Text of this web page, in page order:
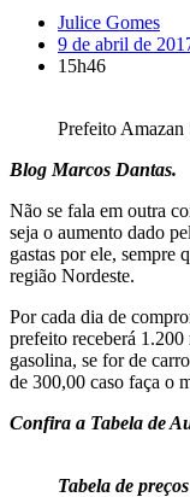
Julice Gomes
9 de abril de
15h46
Prefeito Amazan
Blog Marcos Dantas.
Não se fala em outra
seja o aumento dado
gastas por ele, sempre
região Nordeste.
Por cada dia de
prefeito receberá 1.200
gasolina, se for de
de 300,00 caso faça o
Confira a Tabela de
Tabela de